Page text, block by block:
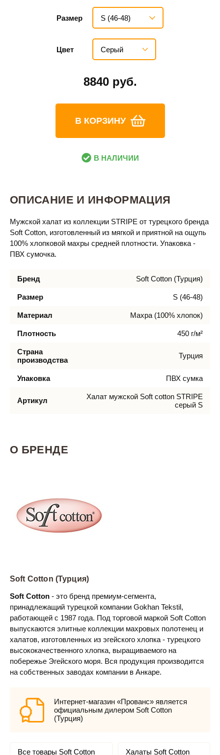
Размер S (46-48)
Цвет Серый
8840 руб.
В КОРЗИНУ
В НАЛИЧИИ
ОПИСАНИЕ И ИНФОРМАЦИЯ
Мужской халат из коллекции STRIPE от турецкого бренда
Soft Cotton, изготовленный из мягкой и приятной на ощупь
100% хлопковой махры средней плотности. Упаковка -
ПВХ сумочка.
Бренд Soft Cotton (Турция)
Размер S (46-48)
Материал Махра (100% хлопок)
Плотность 450 г/м²
Страна
производства
Турция
Упаковка ПВХ сумка
Артикул
Халат мужской Soft cotton STRIPE
серый S
О БРЕНДЕ
Soft Cotton (Турция)
Soft Cotton - это бренд премиум-сегмента,
принадлежащий турецкой компании Gokhan Tekstil,
работающей с 1987 года. Под торговой маркой Soft Cotton
выпускаются элитные коллекции махровых полотенец и
халатов, изготовленных из эгейского хлопка - турецкого
высококачественного хлопка, выращиваемого на
побережье Эгейского моря. Вся продукция производится
на собственных заводах компании в Анкаре.
Интернет-магазин «Прованс» является
официальным дилером Soft Cotton
(Турция)
Все товары Soft Cotton Халаты Soft Cotton